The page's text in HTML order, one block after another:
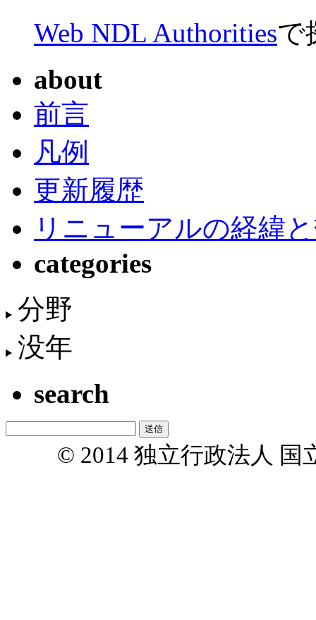
Web NDL Authoritiesで
about
前言
凡例
更新履歴
リニューアルの経緯
categories
分野
没年
search
© 2014 独立行政法人 国